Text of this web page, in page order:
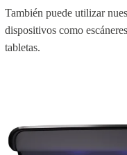
También puede utilizar
dispositivos como
tabletas.